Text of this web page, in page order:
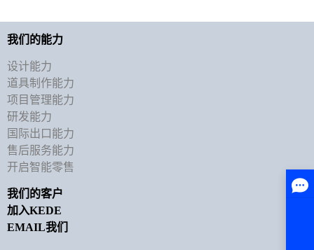
我们的能力
设计能力
道具制作能力
项目管理能力
研发能力
国际出口能力
售后服务能力
开启智能零售
我们的客户
加入KEDE
EMAIL我们